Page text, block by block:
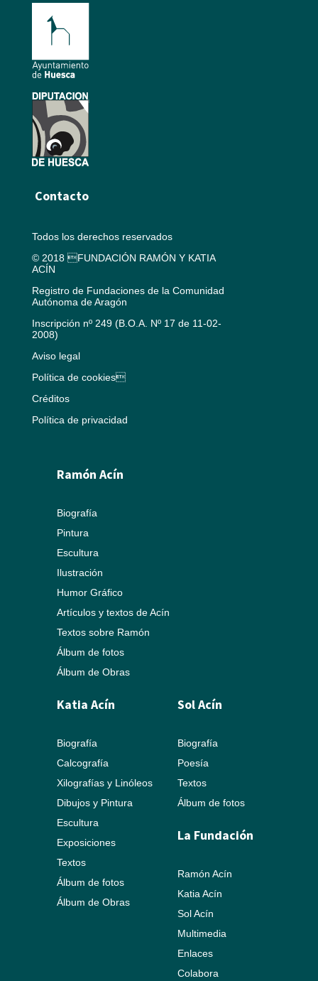
Contacto
Todos los derechos reservados
© 2018 FUNDACIÓN RAMÓN Y KATIA
ACÍN
Registro de Fundaciones de la Comunidad
Autónoma de Aragón
Inscripción nº 249 (B.O.A. Nº 17 de 11-02-
2008)
Aviso legal
Política de cookies
Créditos
Política de privacidad
Ramón Acín
Biografía
Pintura
Escultura
Ilustración
Humor Gráfico
Artículos y textos de Acín
Textos sobre Ramón
Álbum de fotos
Álbum de Obras
Katia Acín
Biografía
Calcografía
Xilografías y Linóleos
Dibujos y Pintura
Escultura
Exposiciones
Textos
Álbum de fotos
Álbum de Obras
Sol Acín
Biografía
Poesía
Textos
Álbum de fotos
La Fundación
Ramón Acín
Katia Acín
Sol Acín
Multimedia
Enlaces
Colabora